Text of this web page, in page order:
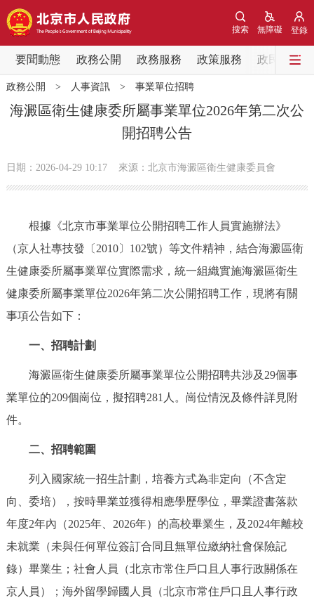
登錄
無障礙
搜索
要聞動態 政務公開 政務服務 政策服務 政民互動
要聞動態
黨中央精神 國務院資訊
會議資訊
市領導 機構職能 政策服務
政策兌現 政策解讀 回應關切
政務服務
個人服務 法人服務 部門服務
便民服務
仲介服務 陽光政務
政民互動
參與調查 線上訪談 圖説互動
政務公開 > 人事資訊> 事業單位招聘
海澱區衛生健康委所屬事業單位2026年第二次公
開招聘公告
日期：2026-04-29 10:17 來源：北京市海澱區衛生健康委員會
根據《北京市事業單位公開招聘工作人員實施辦法》
（京人社專技發〔2010〕102號）等文件精神，結合海澱區衛
生健康委所屬事業單位實際需求，統一組織實施海澱區衛生
健康委所屬事業單位2026年第二次公開招聘工作，現將有關
事項公告如下：
一、招聘計劃
海澱區衛生健康委所屬事業單位公開招聘共涉及29個事
業單位的209個崗位，擬招聘281人。崗位情況及條件詳見附
件。
二、招聘範圍
列入國家統一招生計劃，培養方式為非定向（不含定
向、委培），按時畢業並獲得相應學歷學位，畢業證書落款
年度2年內（2025年、2026年）的高校畢業生，及2024年離校
未就業（未與任何單位簽訂合同且無單位繳納社會保險記
錄）畢業生；社會人員（北京市常住戶口且人事行政關係在
京人員）；海外留學歸國人員（北京市常住戶口且人事行政